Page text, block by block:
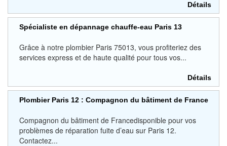
Détails
Spécialiste en dépannage chauffe-eau Paris 13
Grâce à notre plombier Paris 75013, vous profiteriez des
services express et de haute qualité pour tous vos...
Détails
Plombier Paris 12 : Compagnon du bâtiment de France
Compagnon du bâtiment de Francedisponible pour vos
problèmes de réparation fuite d’eau sur Paris 12.
Contactez...